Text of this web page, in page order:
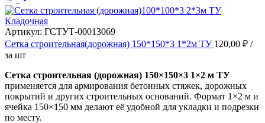
Кладочная
Артикул: ГСТУТ-00013069
Сетка строительная(дорожная) 150*150*3 1*2м ТУ 120,00 ₽ /
за шт
Сетка строительная (дорожная) 150×150×3 1×2 м ТУ
применяется для армирования бетонных стяжек, дорожных
покрытий и других строительных оснований. Формат 1×2 м и
ячейка 150×150 мм делают её удобной для укладки и подрезки
по месту.